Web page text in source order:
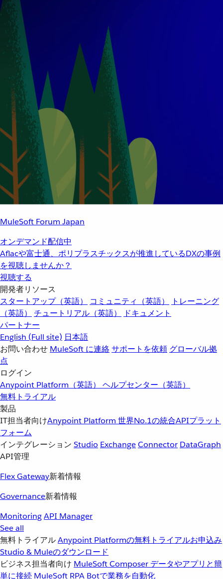
MuleSoft Forum Japan
オンデマンド配信中
Aflacや富士通、ポリプラスチックスが推進しているDXの事例
を視聴しませんか？
視聴する
開発者リソース
スタートアップ（英語）
コミュニティ（英語）
トレーニング
（英語）
チュートリアル（英語）
ドキュメント
パートナー
English (Full site) 日本語
お問い合わせ MuleSoft に連絡サポートを依頼 グローバル拠
点
ログイン
Anypoint Platform（英語） ヘルプセンター（英語）
無料トライアル
製品
IT担当者向けAnypoint Platform 世界No.1の統合APIプラット
フォーム
インテグレーション Studio ExchangeConnector DataGraph
API管理
Flex Gateway新着情報
Governance新着情報
MonitoringAPI Manager
See all
無料トライアルAnypoint Platformの無料トライアルお申込み
Studio & Muleのダウンロード
ビジネス担当者向け MuleSoft Composer データやアプリと簡
単に接続 MuleSoft RPA Botで業務を自動化